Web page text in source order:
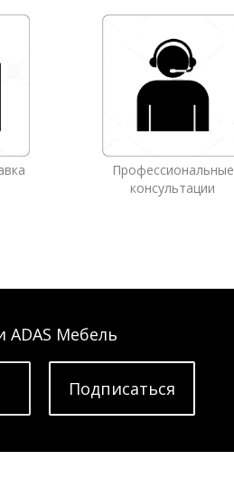
Профессиональные
консультации
ADAS Мебель
Подписатьcя